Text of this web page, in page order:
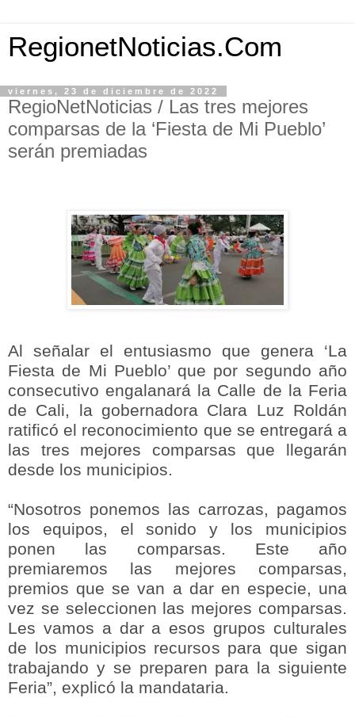
RegionetNoticias.Com
viernes, 23 de diciembre de 2022
RegioNetNoticias / Las tres mejores
comparsas de la ‘Fiesta de Mi Pueblo’
serán premiadas
Al señalar el entusiasmo que genera ‘La
Fiesta de Mi Pueblo’ que por segundo año
consecutivo engalanará la Calle de la Feria
de Cali, la gobernadora Clara Luz Roldán
ratificó el reconocimiento que se entregará a
las tres mejores comparsas que llegarán
desde los municipios.
“Nosotros ponemos las carrozas, pagamos
los equipos, el sonido y los municipios
ponen las comparsas. Este año
premiaremos las mejores comparsas,
premios que se van a dar en especie, una
vez se seleccionen las mejores comparsas.
Les vamos a dar a esos grupos culturales
de los municipios recursos para que sigan
trabajando y se preparen para la siguiente
Feria”, explicó la mandataria.